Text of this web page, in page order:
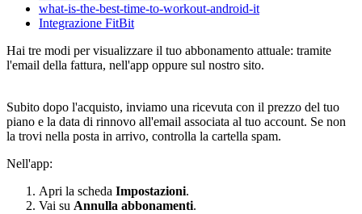
what-is-the-best-time-to-workout-android-it
Integrazione FitBit
Hai tre modi per visualizzare il tuo abbonamento attuale: tramite
l'email della fattura, nell'app oppure sul nostro sito.
Subito dopo l'acquisto, inviamo una ricevuta con il prezzo del tuo
piano e la data di rinnovo all'email associata al tuo account. Se non
la trovi nella posta in arrivo, controlla la cartella spam.
Nell'app:
Apri la scheda Impostazioni.
Vai su Annulla abbonamenti.